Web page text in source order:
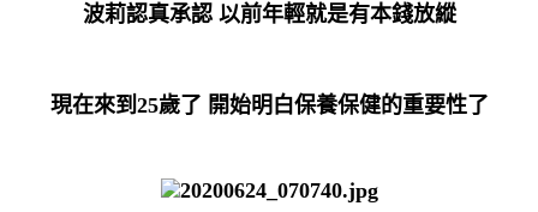
波莉認真承認 以前年輕就是有本錢放縱
現在來到25歲了 開始明白保養保健的重要性了